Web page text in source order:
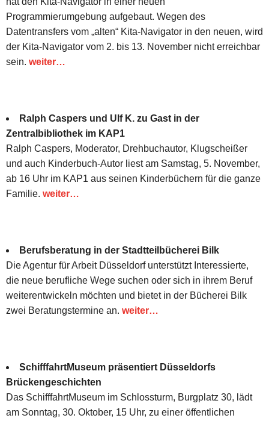
Programmierumgebung aufgebaut. Wegen des
Datentransfers vom „alten“ Kita-Navigator in den neuen, wird
der Kita-Navigator vom 2. bis 13. November nicht erreichbar
sein. weiter…
Ralph Caspers und Ulf K. zu Gast in der
Zentralbibliothek im KAP1
Ralph Caspers, Moderator, Drehbuchautor, Klugscheißer
und auch Kinderbuch-Autor liest am Samstag, 5. November,
ab 16 Uhr im KAP1 aus seinen Kinderbüchern für die ganze
Familie. weiter…
Berufsberatung in der Stadtteilbücherei Bilk
Die Agentur für Arbeit Düsseldorf unterstützt Interessierte,
die neue berufliche Wege suchen oder sich in ihrem Beruf
weiterentwickeln möchten und bietet in der Bücherei Bilk
zwei Beratungstermine an. weiter…
SchifffahrtMuseum präsentiert Düsseldorfs
Brückengeschichten
Das SchifffahrtMuseum im Schlossturm, Burgplatz 30, lädt
am Sonntag, 30. Oktober, 15 Uhr, zu einer öffentlichen